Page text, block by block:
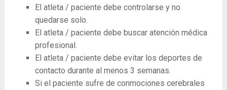
El atleta / paciente debe controlarse y no
quedarse solo.
El atleta / paciente debe buscar atención médica
profesional.
El atleta / paciente debe evitar los deportes de
contacto durante al menos 3 semanas.
Si el paciente sufre de conmociones cerebrales